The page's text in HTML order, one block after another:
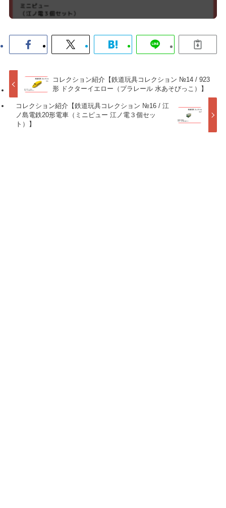
コレクション紹介【鉄道玩具コレクション №14 / 923
形 ドクターイエロー（プラレール 水あそびっこ）】
コレクション紹介【鉄道玩具コレクション №16 / 江
ノ島電鉄20形電車（ミニピュー 江ノ電３個セッ
ト）】